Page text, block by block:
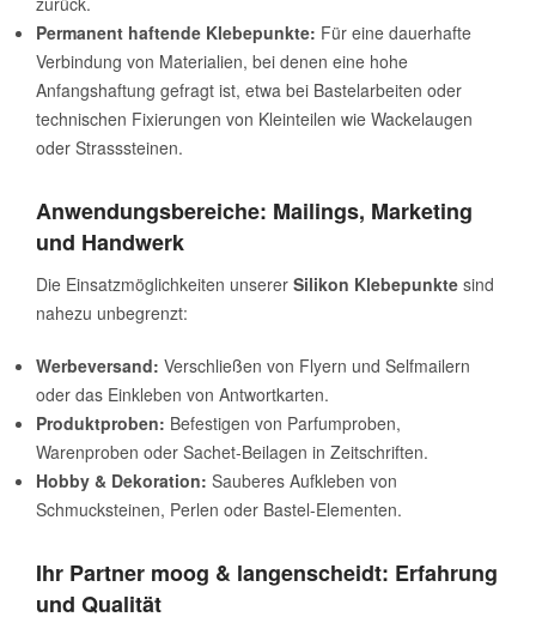
Permanent haftende Klebepunkte: Für eine dauerhafte
Verbindung von Materialien, bei denen eine hohe
Anfangshaftung gefragt ist, etwa bei Bastelarbeiten oder
technischen Fixierungen von Kleinteilen wie Wackelaugen
oder Strasssteinen.
Anwendungsbereiche: Mailings, Marketing
und Handwerk
Die Einsatzmöglichkeiten unserer Silikon Klebepunkte sind
nahezu unbegrenzt:
Werbeversand: Verschließen von Flyern und Selfmailern
oder das Einkleben von Antwortkarten.
Produktproben: Befestigen von Parfumproben,
Warenproben oder Sachet-Beilagen in Zeitschriften.
Hobby & Dekoration: Sauberes Aufkleben von
Schmucksteinen, Perlen oder Bastel-Elementen.
Ihr Partner moog & langenscheidt: Erfahrung
und Qualität